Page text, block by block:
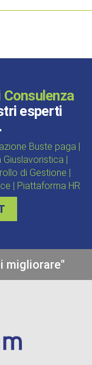
esperti
Buste paga |
Giuslavoristica |
di Gestione |
| Piattaforma HR
migliorare"